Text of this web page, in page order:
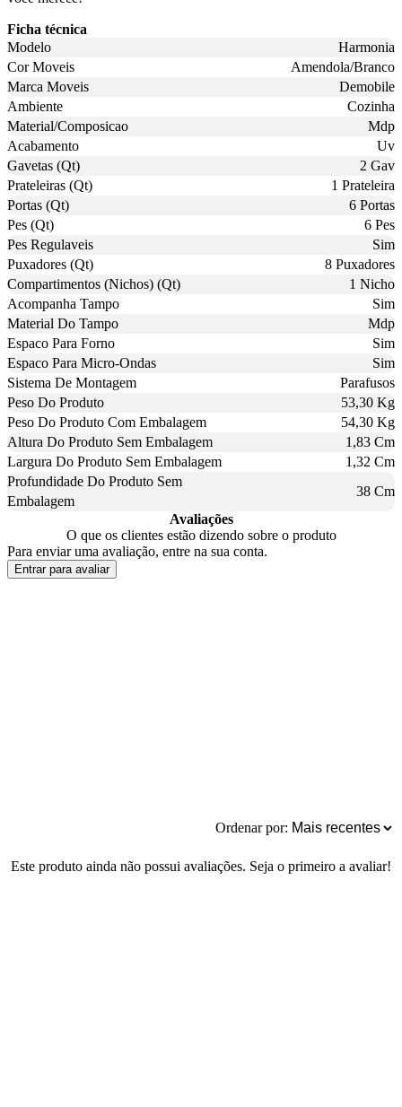
Ficha técnica
Modelo
Harmonia
Cor Moveis
Amendola/Branco
Marca Moveis
Demobile
Ambiente
Cozinha
Material/Composicao
Mdp
Acabamento
Uv
Gavetas (Qt)
2 Gav
Prateleiras (Qt)
1 Prateleira
Portas (Qt)
6 Portas
Pes (Qt)
6 Pes
Pes Regulaveis
Sim
Puxadores (Qt)
8 Puxadores
Compartimentos (Nichos) (Qt)
1 Nicho
Acompanha Tampo
Sim
Material Do Tampo
Mdp
Espaco Para Forno
Sim
Espaco Para Micro-Ondas
Sim
Sistema De Montagem
Parafusos
Peso Do Produto
53,30 Kg
Peso Do Produto Com Embalagem
54,30 Kg
Altura Do Produto Sem Embalagem
1,83 Cm
Largura Do Produto Sem Embalagem
1,32 Cm
Profundidade Do Produto Sem
Embalagem
38 Cm
Avaliações
O que os clientes estão dizendo sobre o produto
Para enviar uma avaliação, entre na sua conta.
Entrar para avaliar
Ordenar por:
Este produto ainda não possui avaliações. Seja o primeiro a avaliar!